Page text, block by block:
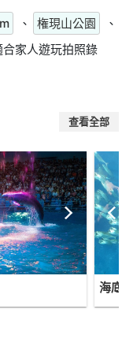
、 権現山公園
、
合家人遊玩拍照錄
查看全部
海底